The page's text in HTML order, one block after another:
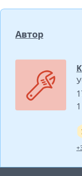
Автор